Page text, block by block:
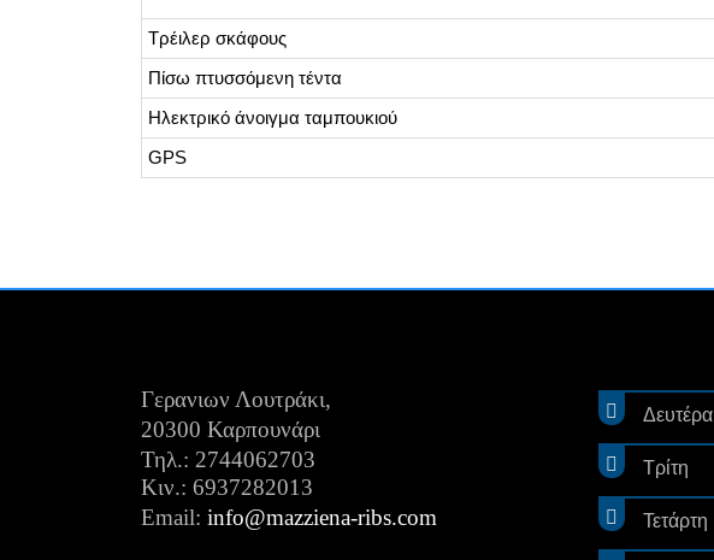
Τρέιλερ σκάφους
Πίσω πτυσσόμενη τέντα
Ηλεκτρικό άνοιγμα ταμπουκιού
GPS
Γερανιων Λουτράκι,
20300 Καρπουνάρι
Τηλ.: 2744062703
Κιν.: 6937282013
Email: info@mazziena-ribs.com
Δευτέρα
Τρίτη
Τετάρτη